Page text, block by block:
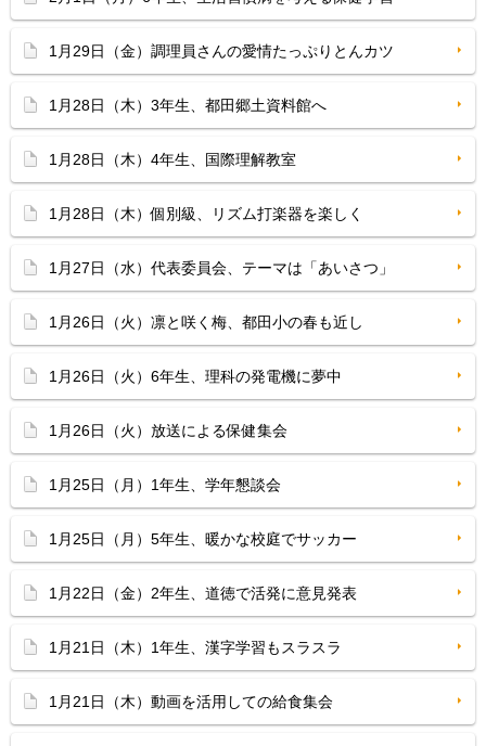
1月29日（金）調理員さんの愛情たっぷりとんカツ
1月28日（木）3年生、都田郷土資料館へ
1月28日（木）4年生、国際理解教室
1月28日（木）個別級、リズム打楽器を楽しく
1月27日（水）代表委員会、テーマは「あいさつ」
1月26日（火）凛と咲く梅、都田小の春も近し
1月26日（火）6年生、理科の発電機に夢中
1月26日（火）放送による保健集会
1月25日（月）1年生、学年懇談会
1月25日（月）5年生、暖かな校庭でサッカー
1月22日（金）2年生、道徳で活発に意見発表
1月21日（木）1年生、漢字学習もスラスラ
1月21日（木）動画を活用しての給食集会